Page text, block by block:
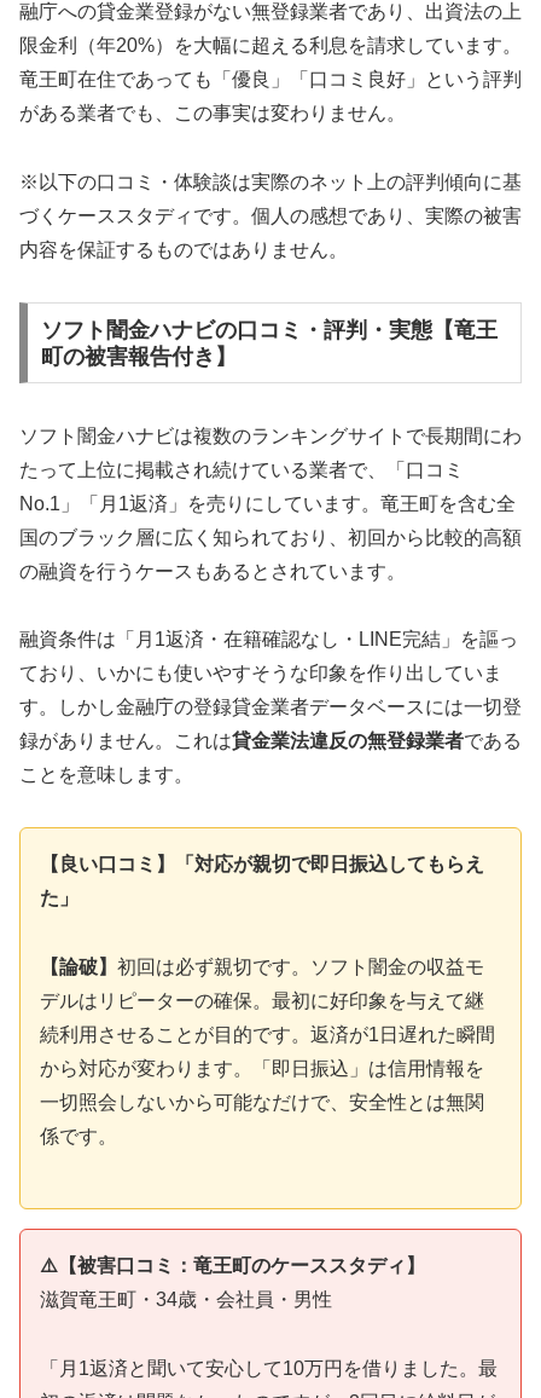
融庁への貸金業登録がない無登録業者であり、出資法の上
限金利（年20%）を大幅に超える利息を請求しています。
竜王町在住であっても「優良」「口コミ良好」という評判
がある業者でも、この事実は変わりません。
※以下の口コミ・体験談は実際のネット上の評判傾向に基
づくケーススタディです。個人の感想であり、実際の被害
内容を保証するものではありません。
ソフト闇金ハナビの口コミ・評判・実態【竜王
町の被害報告付き】
ソフト闇金ハナビは複数のランキングサイトで長期間にわ
たって上位に掲載され続けている業者で、「口コミ
No.1」「月1返済」を売りにしています。竜王町を含む全
国のブラック層に広く知られており、初回から比較的高額
の融資を行うケースもあるとされています。
融資条件は「月1返済・在籍確認なし・LINE完結」を謳っ
ており、いかにも使いやすそうな印象を作り出していま
す。しかし金融庁の登録貸金業者データベースには一切登
録がありません。これは貸金業法違反の無登録業者である
ことを意味します。
【良い口コミ】「対応が親切で即日振込してもらえ
た」
【論破】 初回は必ず親切です。ソフト闇金の収益モ
デルはリピーターの確保。最初に好印象を与えて継
続利用させることが目的です。返済が1日遅れた瞬間
から対応が変わります。「即日振込」は信用情報を
一切照会しないから可能なだけで、安全性とは無関
係です。
⚠️【被害口コミ：竜王町のケーススタディ】
滋賀竜王町・34歳・会社員・男性
「月1返済と聞いて安心して10万円を借りました。最